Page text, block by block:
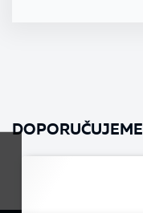
DOPORUČUJEME